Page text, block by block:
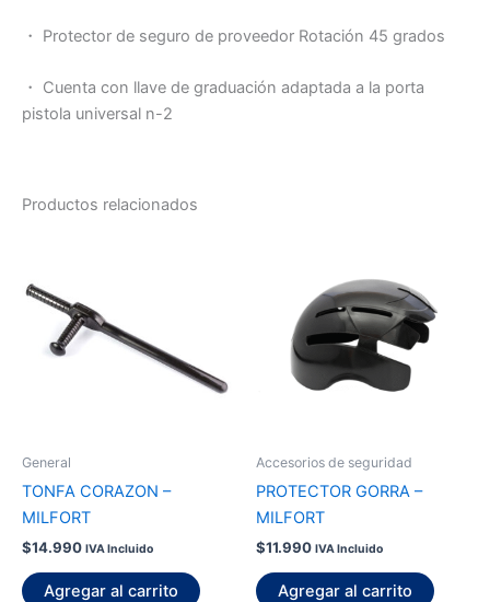
・ Protector de seguro de proveedor Rotación 45 grados
・ Cuenta con llave de graduación adaptada a la porta
pistola universal n-2
Productos relacionados
General
TONFA CORAZON –
MILFORT
$14.990 IVA Incluido
Agregar al carrito
Accesorios de seguridad
PROTECTOR GORRA –
MILFORT
$11.990 IVA Incluido
Agregar al carrito